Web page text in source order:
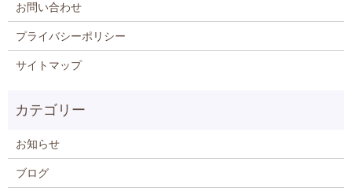
お問い合わせ
プライバシーポリシー
サイトマップ
お知らせ
ブログ